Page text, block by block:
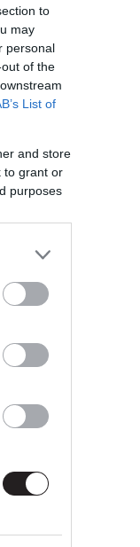
to
may
personal
of the
List of
and store
to grant or
purposes